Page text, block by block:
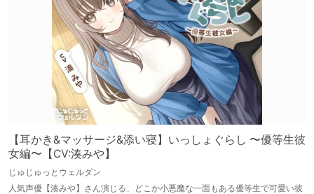
【耳かき&マッサージ&添い寝】いっしょぐらし 〜優等生彼
女編〜【CV:湊みや】
じゅじゅっとウェルダン
人気声優【湊みや】さん演じる、どこか小悪魔な一面もある優等生で可愛い彼